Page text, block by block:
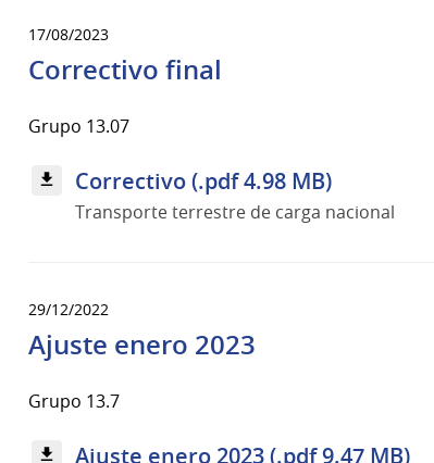
17/08/2023
Correctivo final
Grupo 13.07
Correctivo (.pdf 4.98 MB)
Transporte terrestre de carga nacional
29/12/2022
Ajuste enero 2023
Grupo 13.7
Ajuste enero 2023 (.pdf 9.47 MB)